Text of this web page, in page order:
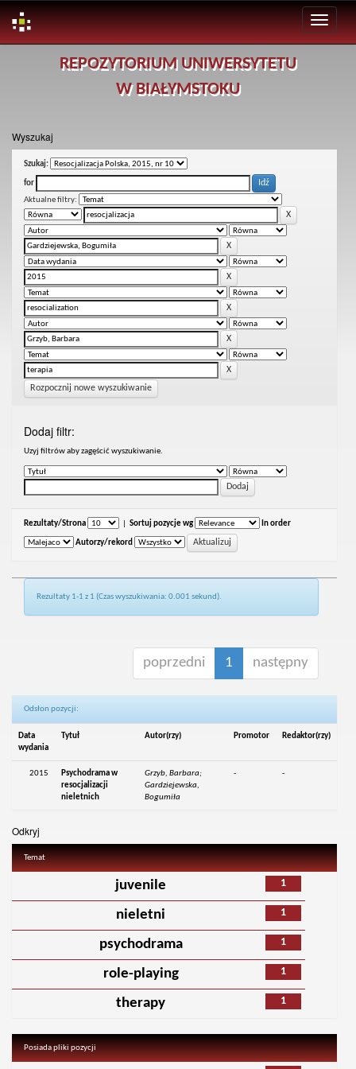
REPOZYTORIUM UNIWERSYTETU
W BIAŁYMSTOKU
Wyszukaj
Szukaj:
for
Aktualne filtry:
Rozpocznij nowe wyszukiwanie
Dodaj filtr:
Uzyj filtrów aby zagęścić wyszukiwanie.
Rezultaty/Strona Sortuj pozycje wg In order
Autorzy/rekord
Rezultaty 1-1 z 1 (Czas wyszukiwania: 0.001 sekund).
poprzedni 1 następny
Odsłon pozycji:
Data
wydania
Tytuł Autor(rzy) Promotor Redaktor(rzy)
2015
Psychodrama w
resocjalizacji
nieletnich
Grzyb, Barbara;
Gardziejewska,
Bogumiła
- -
Odkryj
Temat
1
juvenile
1
nieletni
1
psychodrama
1
role-playing
1
therapy
Posiada pliki pozycji